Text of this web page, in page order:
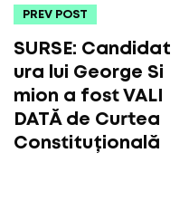
PREV POST
SURSE: Candidat
ura lui George Si
mion a fost VALI
DATĂ de Curtea
Constituțională